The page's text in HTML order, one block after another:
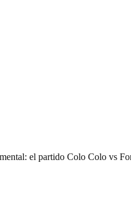
el partido Colo Colo vs